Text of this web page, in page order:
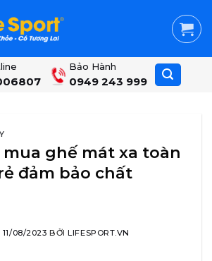
Bảo Hành
0949 243 999
ghế mát xa toàn
đảm bảo chất
11/08/2023 BỞILIFESPORT.VN